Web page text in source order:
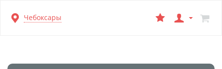
Перейти
к
Чебоксары